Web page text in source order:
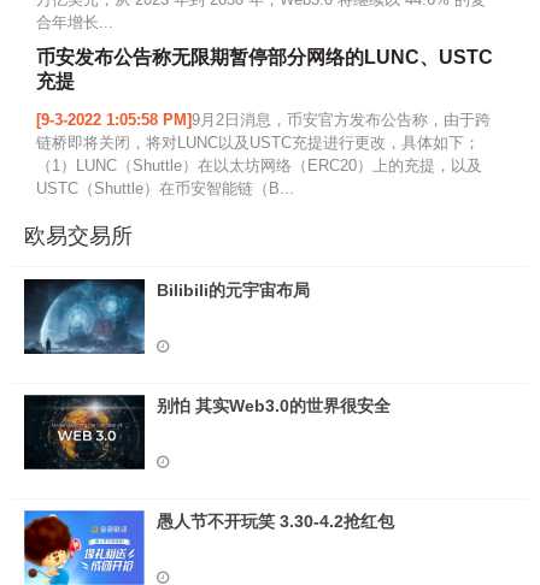
合年增长...
币安发布公告称无限期暂停部分网络的LUNC、USTC
充提
[9-3-2022 1:05:58 PM]9月2日消息，币安官方发布公告称，由于跨
链桥即将关闭，将对LUNC以及USTC充提进行更改，具体如下；
（1）LUNC（Shuttle）在以太坊网络（ERC20）上的充提，以及
USTC（Shuttle）在币安智能链（B...
欧易交易所
Bilibili的元宇宙布局
别怕 其实Web3.0的世界很安全
愚人节不开玩笑 3.30-4.2抢红包